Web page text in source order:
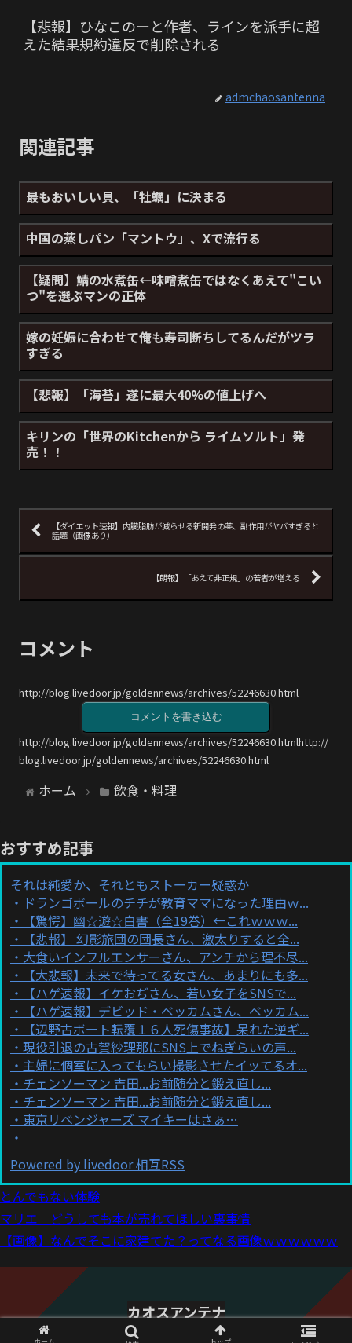
【悲報】ひなこのーと作者、ラインを派手に超
えた結果規約違反で削除される
admchaosantenna
関連記事
最もおいしい貝、「牡蠣」に決まる
中国の蒸しパン「マントウ」、Xで流行る
【疑問】鯖の水煮缶←味噌煮缶ではなくあえて"こい
つ"を選ぶマンの正体
嫁の妊娠に合わせて俺も寿司断ちしてるんだがツラ
すぎる
【悲報】「海苔」遂に最大40%の値上げへ
キリンの「世界のKitchenから ライムソルト」発
売！！
【ダイエット速報】内臓脂肪が減らせる新開発の薬、副作用がヤバすぎると
話題（画像あり）
【朗報】「あえて非正規」の若者が増える
コメント
http://blog.livedoor.jp/goldennews/archives/52246630.html
コメントを書き込む
http://blog.livedoor.jp/goldennews/archives/52246630.htmlhttp://
blog.livedoor.jp/goldennews/archives/52246630.html
ホーム 飲食・料理
おすすめ記事
それは純愛か、それともストーカー疑惑か
ドランゴボールのチチが教育ママになった理由ｗ...
【驚愕】幽☆遊☆白書（全19巻）←これｗｗｗ...
【悲報】 幻影旅団の団長さん、激太りすると全...
大食いインフルエンサーさん、アンチから理不尽...
【大悲報】未来で待ってる女さん、あまりにも多...
【ハゲ速報】イケおぢさん、若い女子をSNSで...
【ハゲ速報】デビッド・ベッカムさん、ベッカム...
【辺野古ボート転覆１６人死傷事故】呆れた逆ギ...
現役引退の古賀紗理那にSNS上でねぎらいの声...
主婦に個室に入ってもらい撮影させたイッてるオ...
チェンソーマン 吉田...お前随分と鍛え直し...
チェンソーマン 吉田...お前随分と鍛え直し...
東京リベンジャーズ マイキーはさぁ…
Powered by livedoor 相互RSS
とんでもない体験
マリエ どうしても本が売れてほしい裏事情
【画像】なんでそこに家建てた？ってなる画像ｗｗｗｗｗｗ
カオスアンテナ
© 2021 カオスアンテナ.